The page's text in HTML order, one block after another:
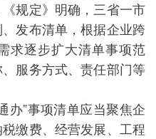
规定》明确，三省一市
发布清单，根据企业跨
求逐步扩大清单事项范
服务方式、责任部门等
”事项清单应当聚焦企
缴费、经营发展、工程